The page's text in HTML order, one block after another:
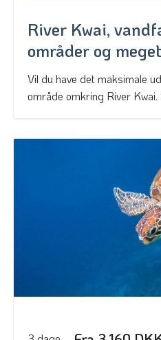
River Kwai,
områder og
Vil du have det maksimale
område omkring River